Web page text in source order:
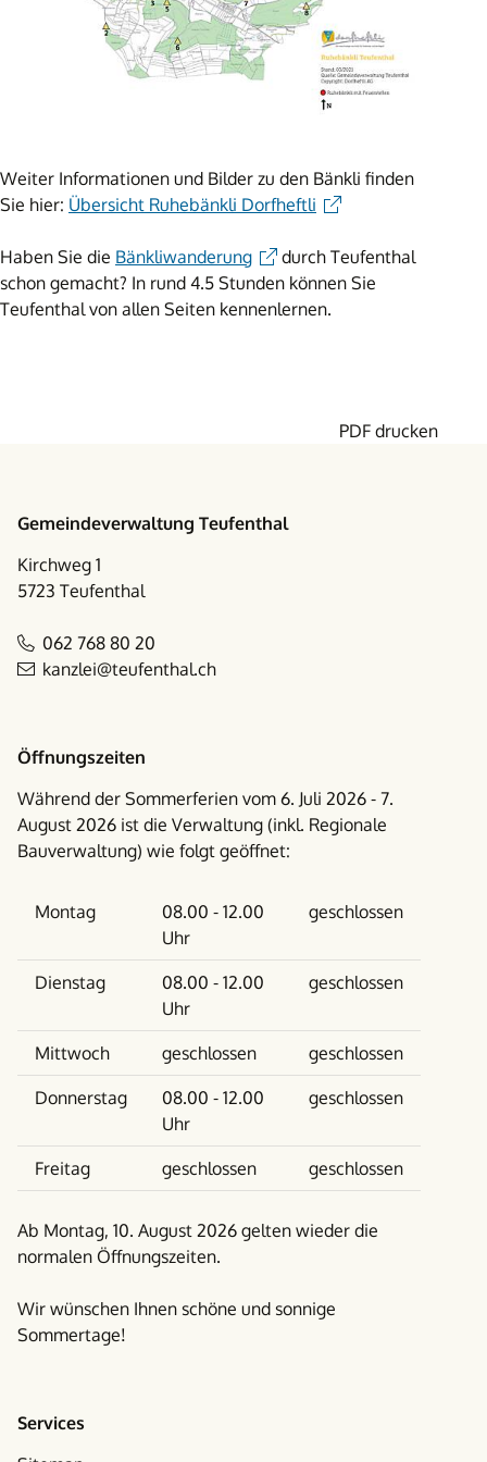
Weiter Informationen und Bilder zu den Bänkli finden
Sie hier: Übersicht Ruhebänkli Dorfheftli
Haben Sie die Bänkliwanderung
durch Teufenthal
schon gemacht? In rund 4.5 Stunden können Sie
Teufenthal von allen Seiten kennenlernen.
PDF drucken
Gemeindeverwaltung Teufenthal
Kirchweg 1
5723 Teufenthal
062 768 80 20
kanzlei@teufenthal.ch
Öffnungszeiten
Während der Sommerferien vom 6. Juli 2026 - 7.
August 2026 ist die Verwaltung (inkl. Regionale
Bauverwaltung) wie folgt geöffnet:
Wochentag Vormittag Nachmittag
Montag
08.00 - 12.00
Uhr
geschlossen
Dienstag
08.00 - 12.00
Uhr
geschlossen
Mittwoch geschlossen geschlossen
Donnerstag
08.00 - 12.00
Uhr
geschlossen
Freitag geschlossen geschlossen
Ab Montag, 10. August 2026 gelten wieder die
normalen Öffnungszeiten.
Wir wünschen Ihnen schöne und sonnige
Sommertage!
Services